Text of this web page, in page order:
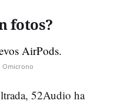
fotos?
Omicrono
52Audio ha